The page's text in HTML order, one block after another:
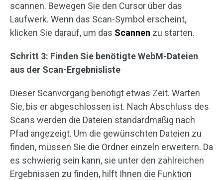
scannen. Bewegen Sie den Cursor über das
Laufwerk. Wenn das Scan-Symbol erscheint,
klicken Sie darauf, um das Scannen zu starten.
Schritt 3: Finden Sie benötigte WebM-Dateien
aus der Scan-Ergebnisliste
Dieser Scanvorgang benötigt etwas Zeit. Warten
Sie, bis er abgeschlossen ist. Nach Abschluss des
Scans werden die Dateien standardmäßig nach
Pfad angezeigt. Um die gewünschten Dateien zu
finden, müssen Sie die Ordner einzeln erweitern. Da
es schwierig sein kann, sie unter den zahlreichen
Ergebnissen zu finden, hilft Ihnen die Funktion